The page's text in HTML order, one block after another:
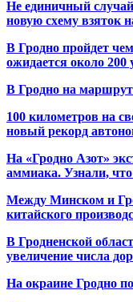
Не единичный
новую схему взяток
В Гродно пройдет
ожидается около 200
В Гродно на
100 километров на
новый рекорд
На «Гродно Азот»
аммиака. Узнали,
Между Минском и
китайского
В Гродненской
увеличение числа
На окраине Гродно